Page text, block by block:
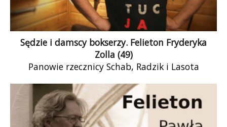
Sędzie i damscy bokserzy. Felieton Fryderyka
Zolla (49)
Panowie rzecznicy Schab, Radzik i Lasota
chwilę dowiadujemy się o wszczętym przez […]